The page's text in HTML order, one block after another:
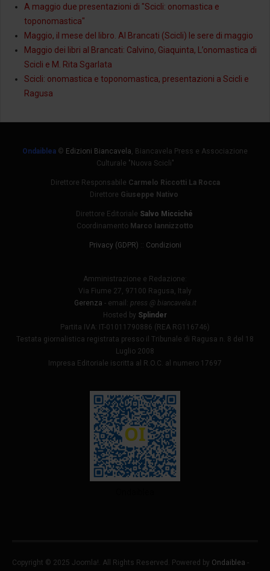
A maggio due presentazioni di "Scicli: onomastica e
toponomastica"
Maggio, il mese del libro. Al Brancati (Scicli) le sere di maggio
Maggio dei libri al Brancati: Calvino, Giaquinta, L’onomastica di
Scicli e M. Rita Sgarlata
Scicli: onomastica e toponomastica, presentazioni a Scicli e
Ragusa
Ondaiblea © Edizioni Biancavela, Biancavela Press e Associazione
Culturale "Nuova Scicli"
Direttore Responsabile Carmelo Riccotti La Rocca
Direttore Giuseppe Nativo
Direttore Editoriale Salvo Micciché
Coordinamento Marco Iannizzotto
Privacy (GDPR) :: Condizioni
Amministrazione e Redazione:
Via Fiume 27, 97100 Ragusa, Italy
Gerenza - email: press @ biancavela.it
Hosted by Splinder
Partita IVA: IT-01011790886 (REA RG116746)
Testata giornalistica registrata presso il Tribunale di Ragusa n. 8 del 18
Luglio 2008
Impresa Editoriale iscritta al R.O.C. al numero 17697
Copyright © 2025 Joomla!. All Rights Reserved. Powered by Ondaiblea -